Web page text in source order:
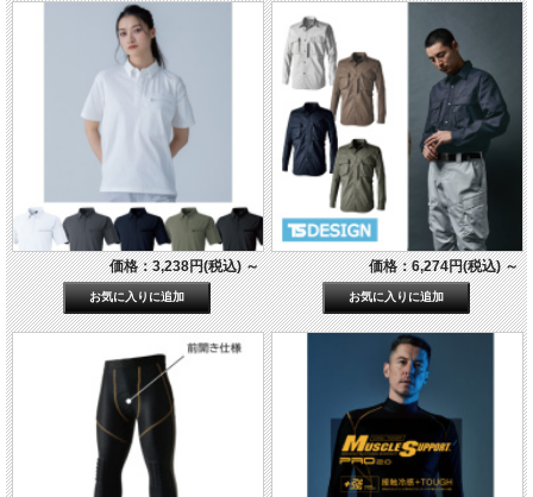
価格：3,238円(税込)～ 価格：6,274円(税込)～